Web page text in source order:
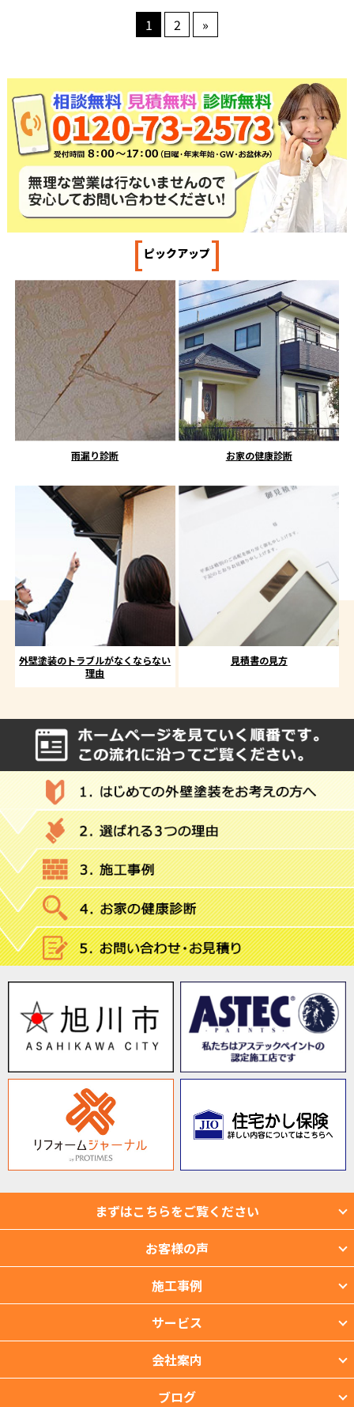
1 2 »
[ピックアップ]
雨漏り診断 お家の健康診断
外壁塗装のトラブルがなくならない
理由
見積書の見方
まずはこちらをご覧ください
お客様の声
施工事例
サービス
会社案内
ブログ